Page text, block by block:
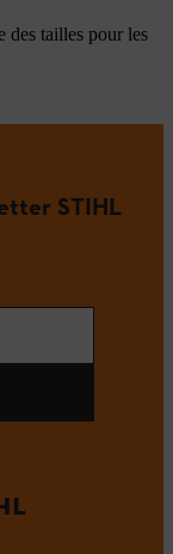
des tailles pour les
STIHL